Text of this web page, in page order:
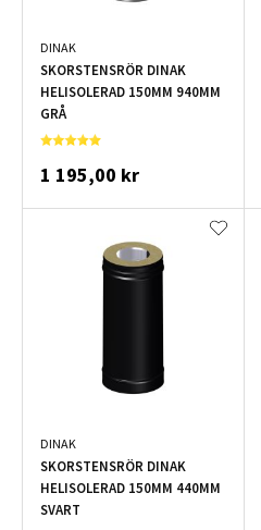
DINAK
SKORSTENSRÖR DINAK
HELISOLERAD 150MM 940MM
GRÅ
1 195,00 kr
DINAK
SKORSTENSRÖR DINAK
HELISOLERAD 150MM 440MM
SVART